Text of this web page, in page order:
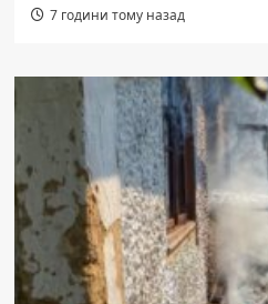
7 години тому назад